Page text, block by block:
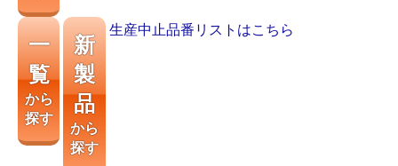
一
覧
から
探す
新
製
品
から
探す
生産中止品番リストはこちら